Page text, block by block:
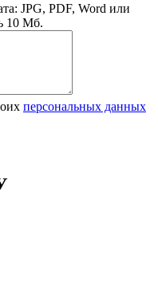
JPG, PDF, Word или
10 Мб.
персональных данных